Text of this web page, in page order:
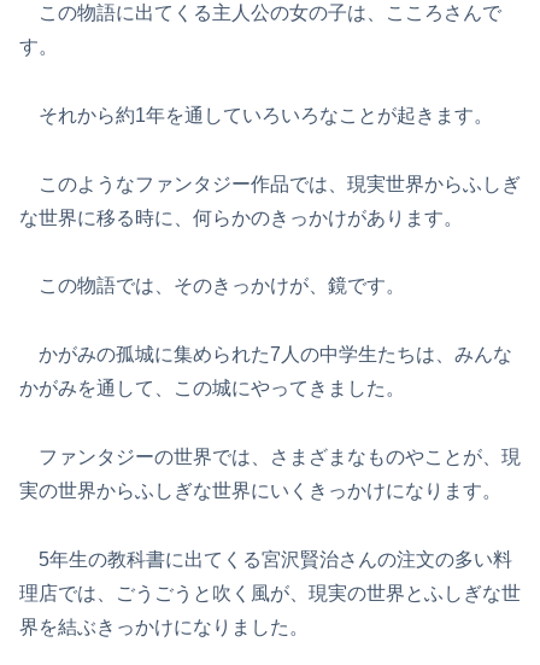
この物語に出てくる主人公の女の子は、こころさんで
す。
それから約1年を通していろいろなことが起きます。
このようなファンタジー作品では、現実世界からふしぎ
な世界に移る時に、何らかのきっかけがあります。
この物語では、そのきっかけが、鏡です。
かがみの孤城に集められた7人の中学生たちは、みんな
かがみを通して、この城にやってきました。
ファンタジーの世界では、さまざまなものやことが、現
実の世界からふしぎな世界にいくきっかけになります。
5年生の教科書に出てくる宮沢賢治さんの注文の多い料
理店では、ごうごうと吹く風が、現実の世界とふしぎな世
界を結ぶきっかけになりました。